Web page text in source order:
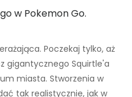
Poczekaj tylko, aż
gigantycznego Squirtle'a
miasta. Stworzenia w
tak realistycznie, jak w